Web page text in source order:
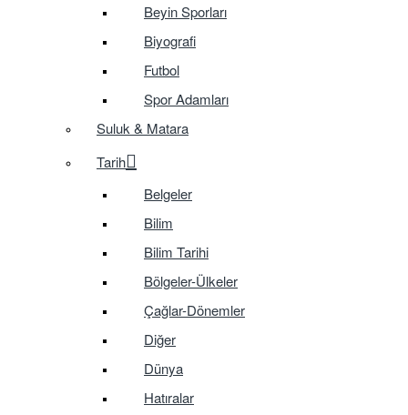
Beyin Sporları
Biyografi
Futbol
Spor Adamları
Suluk & Matara
Tarih
Belgeler
Bilim
Bilim Tarihi
Bölgeler-Ülkeler
Çağlar-Dönemler
Diğer
Dünya
Hatıralar